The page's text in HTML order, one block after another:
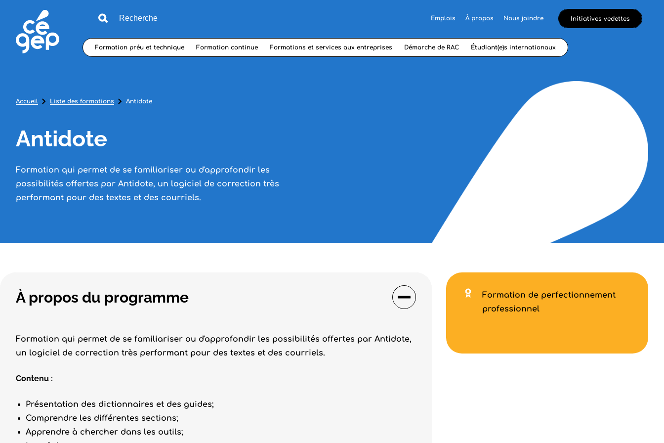
Emplois À propos Nous joindre Initiatives vedettes
Formation préu et technique Formation continue Formations et services aux entreprises Démarche de RAC Étudiant(e)s internationaux
Accueil Liste des formations Antidote
Antidote
Formation qui permet de se familiariser ou d'approfondir les
possibilités offertes par Antidote, un logiciel de correction très
performant pour des textes et des courriels.
À propos du programme
Formation qui permet de se familiariser ou d'approfondir les possibilités offertes par Antidote,
un logiciel de correction très performant pour des textes et des courriels.
Contenu :
Présentation des dictionnaires et des guides;
Comprendre les différentes sections;
Apprendre à chercher dans les outils;
Formation de perfectionnement
professionnel